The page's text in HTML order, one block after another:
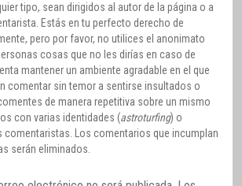
tipo, sean dirigidos al autor de la página o a
Estás en tu perfecto derecho de
pero por favor, no utilices el anonimato
cosas que no les dirías en caso de
mantener un ambiente agradable en el que
comentar sin temor a sentirse insultados o
de manera repetitiva sobre un mismo
con varias identidades (astroturfing) o
comentaristas. Los comentarios que incumplan
serán eliminados.